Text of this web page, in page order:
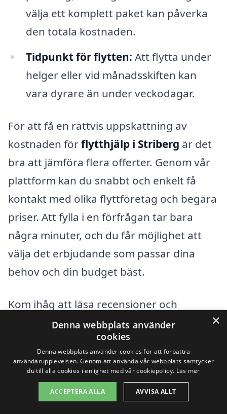
välja ett komplett paket kan påverka
den totala kostnaden.
Tidpunkt för flytten: Att flytta under
helger eller vid månadsskiften kan
vara dyrare än under veckodagar.
För att få en rättvis uppskattning av
kostnaden förflytthjälp i Striberg är det
bra att jämföra flera offerter. Genom vår
plattform kan du snabbt och enkelt få
kontakt med olika flyttföretag och begära
priser. Att fylla i en förfrågan tar bara
några minuter, och du får möjlighet att
välja det erbjudande som passar dina
behov och din budget bäst.
Kom ihåg att läsa recensioner och
kontrollera referenser för att säkerställa
att du anlitar ett pålitligt företag. Med rätt
flytthjälp i Stribergkan flytten bli en mer
smidig och mindre stressande upplevelse.
×
Denna webbplats använder
cookies
Denna webbplats använder cookies för att förbättra
användarupplevelsen. Genom att använda vår webbplats samtycker
du till alla cookies i enlighet med vår cookiepolicy. Läs mer
ACCEPTERA ALLA AVVISA ALLT